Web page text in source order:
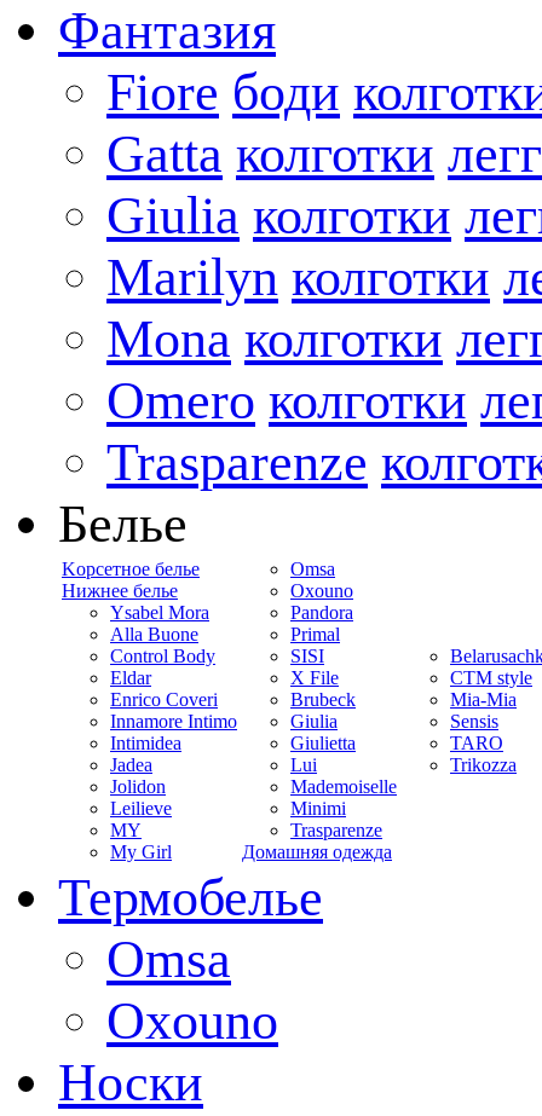
Фантазия
Fiore боди
Gatta колготки
Giulia колготки
Marilyn колготки
Mona колготки
Omero колготки
Trasparenze
Белье
Kорсетное белье
Нижнее белье
Ysabel Mora
Alla Buone
Control Body
Eldar
Enrico Coveri
Innamore Intimo
Intimidea
Jadea
Jolidon
Leilieve
MY
My Girl
Omsa
Oxouno
Pandora
Primal
SISI
X File
Brubeck
Giulia
Giulietta
Lui
Mademoiselle
Minimi
Trasparenze
Домашняя одежда
CTM style
Mia-Mia
Sensis
TARO
Trikozza
Термобелье
Omsa
Oxouno
Носки